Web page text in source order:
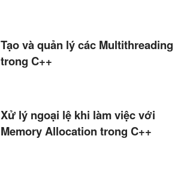
Tạo và quản lý các Multithreading
trong C++
Xử lý ngoại lệ khi làm việc với
Memory Allocation trong C++